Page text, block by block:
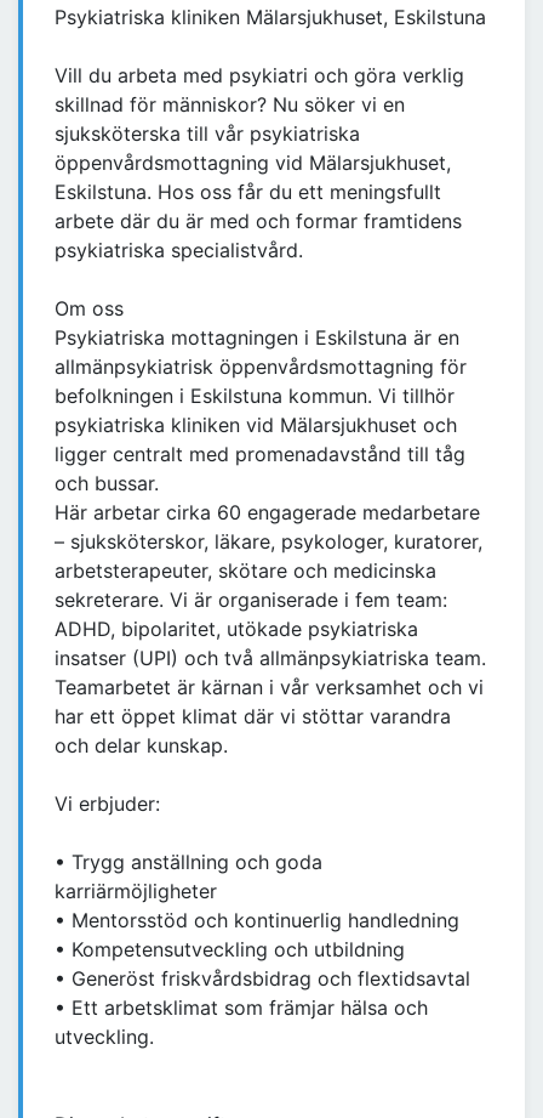
Psykiatriska kliniken Mälarsjukhuset, Eskilstuna
Vill du arbeta med psykiatri och göra verklig
skillnad för människor? Nu söker vi en
sjuksköterska till vår psykiatriska
öppenvårdsmottagning vid Mälarsjukhuset,
Eskilstuna. Hos oss får du ett meningsfullt
arbete där du är med och formar framtidens
psykiatriska specialistvård.
Om oss
Psykiatriska mottagningen i Eskilstuna är en
allmänpsykiatrisk öppenvårdsmottagning för
befolkningen i Eskilstuna kommun. Vi tillhör
psykiatriska kliniken vid Mälarsjukhuset och
ligger centralt med promenadavstånd till tåg
och bussar.
Här arbetar cirka 60 engagerade medarbetare
– sjuksköterskor, läkare, psykologer, kuratorer,
arbetsterapeuter, skötare och medicinska
sekreterare. Vi är organiserade i fem team:
ADHD, bipolaritet, utökade psykiatriska
insatser (UPI) och två allmänpsykiatriska team.
Teamarbetet är kärnan i vår verksamhet och vi
har ett öppet klimat där vi stöttar varandra
och delar kunskap.
Vi erbjuder:
• Trygg anställning och goda
karriärmöjligheter
• Mentorsstöd och kontinuerlig handledning
• Kompetensutveckling och utbildning
• Generöst friskvårdsbidrag och flextidsavtal
• Ett arbetsklimat som främjar hälsa och
utveckling.